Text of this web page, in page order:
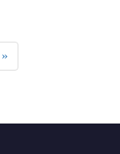
»